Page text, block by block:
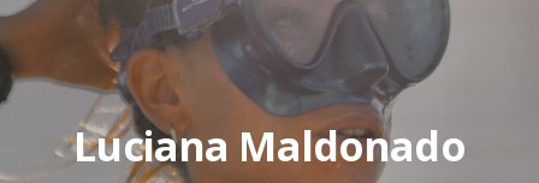
Luciana Maldonado